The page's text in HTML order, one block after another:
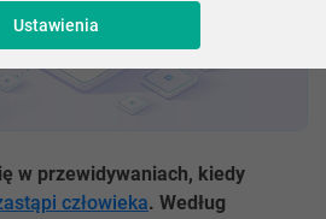
w przewidywaniach, kiedy
człowieka. Według
Ustawienia